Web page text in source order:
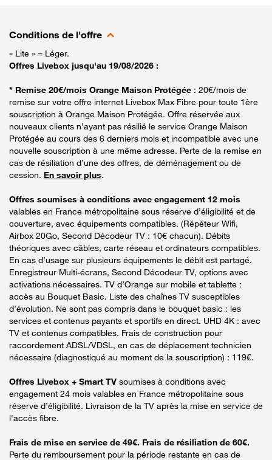
Conditions de l'offre
« Lite » = Léger.
Offres Livebox jusqu'au 19/08/2026 :
* Remise 20€/mois Orange Maison Protégée : 20€/mois de
remise sur votre offre internet Livebox Max Fibre pour toute 1ère
souscription à Orange Maison Protégée. Offre réservée aux
nouveaux clients n’ayant pas résilié le service Orange Maison
Protégée au cours des 6 derniers mois et incompatible avec une
nouvelle souscription à une même adresse. Perte de la remise en
cas de résiliation d’une des offres, de déménagement ou de
cession. En savoir plus.
Offres soumises à conditions avec engagement 12 mois
valables en France métropolitaine sous réserve d’éligibilité et de
couverture, avec équipements compatibles. (Répéteur Wifi,
Airbox 20Go, Second Décodeur TV : 10€ chacun). Débits
théoriques avec câbles, carte réseau et ordinateurs compatibles.
En cas d’usage sur plusieurs équipements le débit est partagé.
Enregistreur Multi-écrans, Second Décodeur TV, options avec
activations nécessaires. TV d’Orange sur mobile et tablette :
accès au Bouquet Basic. Liste des chaînes TV susceptibles
d’évolution. Ne sont pas compris dans le bouquet basic : les
services et contenus payants et sportifs en direct. UHD 4K : avec
TV et contenus compatibles. Frais de construction pour
raccordement ADSL/VDSL, en cas de déplacement technicien
nécessaire (diagnostiqué au moment de la souscription) : 119€.
Offres Livebox + Smart TV soumises à conditions avec
engagement 24 mois valables en France métropolitaine sous
réserve d’éligibilité. Livraison de la TV après la mise en service de
l'accès fibre.
Frais de mise en service de 49€. Frais de résiliation de 60€.
Perte du remboursement pour la période restante en cas de